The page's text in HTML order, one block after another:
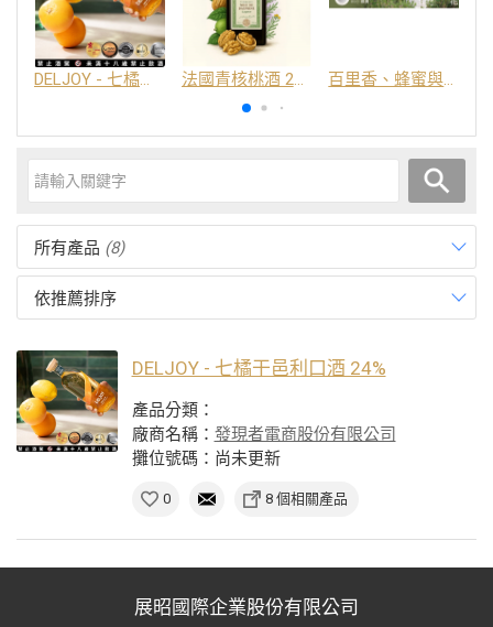
DELJOY - 七橘干邑利口酒 24% 法國青核桃酒 25% 百里香、蜂蜜與番紅花酒
所有產品 (8)
依推薦排序
DELJOY - 七橘干邑利口酒 24%
產品分類：
廠商名稱： 發現者電商股份有限公司
攤位號碼：尚未更新
0 8 個相關產品
展昭國際企業股份有限公司